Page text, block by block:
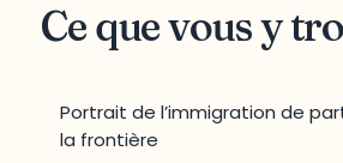
Ce que vous y
Portrait de l’immigration de
la frontière